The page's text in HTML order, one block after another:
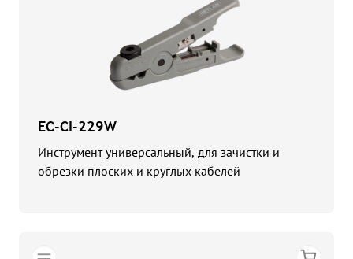
EC-CI-229W
Инструмент универсальный, для зачистки и
обрезки плоских и круглых кабелей